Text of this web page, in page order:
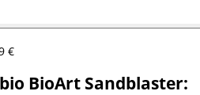
€
BioArt Sandblaster: